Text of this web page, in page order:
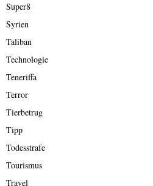
Super8
Syrien
Taliban
Technologie
Teneriffa
Terror
Tierbetrug
Tipp
Todesstrafe
Tourismus
Travel